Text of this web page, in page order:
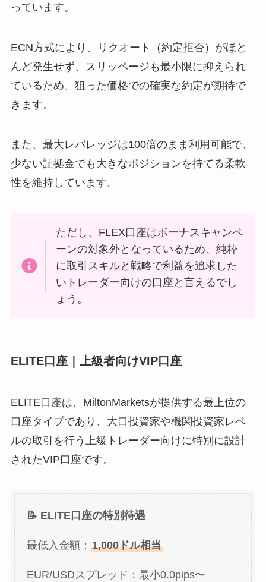
っています。
ECN方式により、リクオート（約定拒否）がほと
んど発生せず、スリッページも最小限に抑えられ
ているため、狙った価格での確実な約定が期待で
きます。
また、最大レバレッジは100倍のまま利用可能で、
少ない証拠金でも大きなポジションを持てる柔軟
性を維持しています。
ただし、FLEX口座はボーナスキャンペ
ーンの対象外となっているため、純粋
に取引スキルと戦略で利益を追求した
いトレーダー向けの口座と言えるでし
ょう。
ELITE口座｜上級者向けVIP口座
ELITE口座は、MiltonMarketsが提供する最上位の
口座タイプであり、大口投資家や機関投資家レベ
ルの取引を行う上級トレーダー向けに特別に設計
されたVIP口座です。
📝 ELITE口座の特別待遇
最低入金額： 1,000ドル相当
EUR/USDスプレッド：最小0.0pips〜